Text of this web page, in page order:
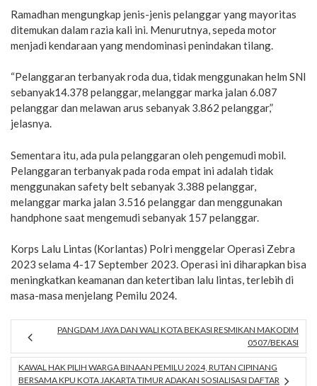
Ramadhan mengungkap jenis-jenis pelanggar yang mayoritas
ditemukan dalam razia kali ini. Menurutnya, sepeda motor
menjadi kendaraan yang mendominasi penindakan tilang.
“Pelanggaran terbanyak roda dua, tidak menggunakan helm SNI
sebanyak14.378 pelanggar, melanggar marka jalan 6.087
pelanggar dan melawan arus sebanyak 3.862 pelanggar,”
jelasnya.
Sementara itu, ada pula pelanggaran oleh pengemudi mobil.
Pelanggaran terbanyak pada roda empat ini adalah tidak
menggunakan safety belt sebanyak 3.388 pelanggar,
melanggar marka jalan 3.516 pelanggar dan menggunakan
handphone saat mengemudi sebanyak 157 pelanggar.
Korps Lalu Lintas (Korlantas) Polri menggelar Operasi Zebra
2023 selama 4-17 September 2023. Operasi ini diharapkan bisa
meningkatkan keamanan dan ketertiban lalu lintas, terlebih di
masa-masa menjelang Pemilu 2024.
PANGDAM JAYA DAN WALI KOTA BEKASI RESMIKAN MAKODIM
0507/BEKASI
KAWAL HAK PILIH WARGA BINAAN PEMILU 2024, RUTAN CIPINANG
BERSAMA KPU KOTA JAKARTA TIMUR ADAKAN SOSIALISASI DAFTAR